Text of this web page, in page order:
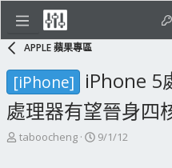
APPLE 蘋果專區
[iPhone] iPhone 5
處理器有望晉身四
主
taboocheng
開
9/1/12